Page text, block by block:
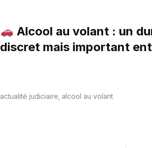
Alcool au volant : un
discret mais important
actualité judiciaire alcool au volant